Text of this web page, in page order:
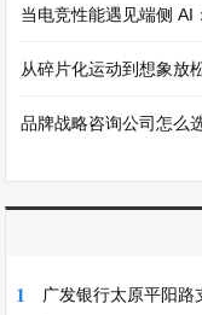
当电竞性能遇见端侧 AI
从碎片化运动到想象放
品牌战略咨询公司怎么
1 广发银行太原平阳路